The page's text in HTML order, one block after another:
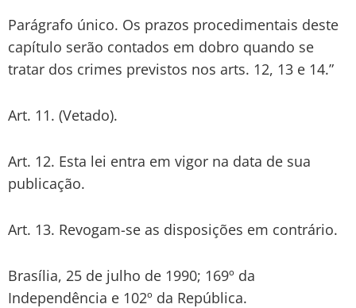
Parágrafo único. Os prazos procedimentais deste
capítulo serão contados em dobro quando se
tratar dos crimes previstos nos arts. 12, 13 e 14.”
Art. 11. (Vetado).
Art. 12. Esta lei entra em vigor na data de sua
publicação.
Art. 13. Revogam-se as disposições em contrário.
Brasília, 25 de julho de 1990; 169º da
Independência e 102º da República.